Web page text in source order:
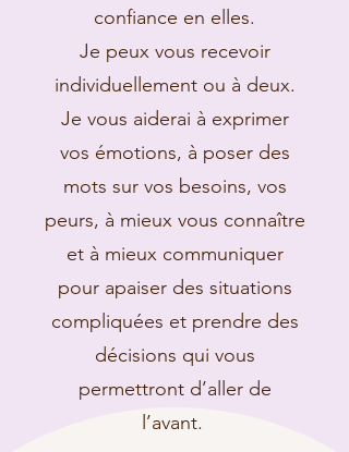
confiance en elles.
Je peux vous recevoir
individuellement ou à deux.
Je vous aiderai à exprimer
vos émotions, à poser des
mots sur vos besoins, vos
peurs, à mieux vous connaître
et à mieux communiquer
pour apaiser des situations
compliquées et prendre des
décisions qui vous
permettront d’aller de
l’avant.